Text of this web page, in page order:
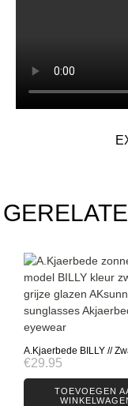
A.Kjaerbede BILLY //
€29.95
TOEVOEGEN